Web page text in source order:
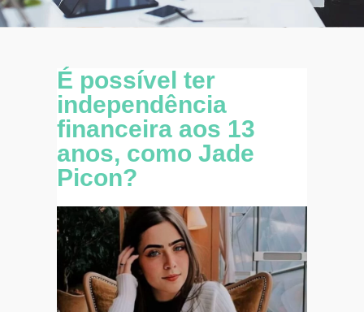
É possível ter
independência
financeira aos 13
anos, como Jade
Picon?